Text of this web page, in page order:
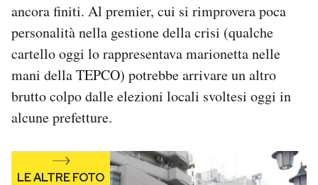
ancora finiti. Al premier, cui si rimprovera poca
personalità nella gestione della crisi (qualche
cartello oggi lo rappresentava marionetta nelle
mani della TEPCO) potrebbe arrivare un altro
brutto colpo dalle elezioni locali svoltesi oggi in
alcune prefetture.